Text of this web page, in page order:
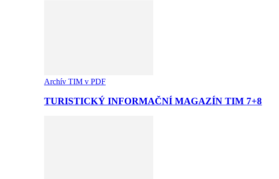
Archív TIM v PDF
TURISTICKÝ INFORMAČNÍ MAGAZÍN TIM 7+8